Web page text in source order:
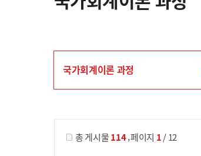
국가회계이론 과정
총 게시물114,페이지 1/ 12